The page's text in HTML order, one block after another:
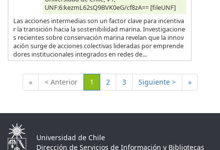
UNF:6:kezmL62sQ9BVK0eG/cf8zA== [fileUNF]
Las acciones intermedias son un factor clave para incentiva
r la transición hacia la sostenibilidad marina. Investigacione
s recientes sobre conservación marina revelan que la innov
ación surge de acciones colectivas lideradas por emprende
dores institucionales integrados en redes de...
« < Anterior 1 (Actual)
2 3 Siguiente > »
Universidad de Chile
Dirección de Servicios de Información y Bibliotecas